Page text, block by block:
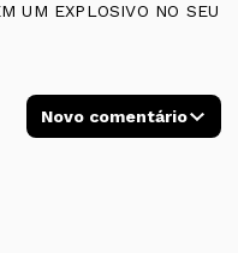
UM EXPLOSIVO NO SEU
Novo comentário